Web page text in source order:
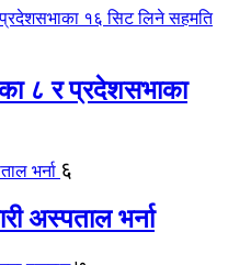
८ र प्रदेशसभाका
६
अस्पताल भर्ना